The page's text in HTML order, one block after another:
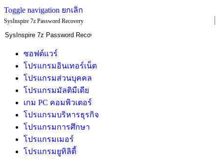
Toggle navigation ยกเลิก
SysInspire 7z Password Recovery
ซอฟต์แวร์
โปรแกรมอินเทอร์เน็ต
โปรแกรมส่วนบุคคล
โปรแกรมมัลติมีเดีย
เกม PC คอมพิวเตอร์
โปรแกรมบริหารธุรกิจ
โปรแกรมการศึกษา
โปรแกรมเมอร์
โปรแกรมยูทิลิตี้